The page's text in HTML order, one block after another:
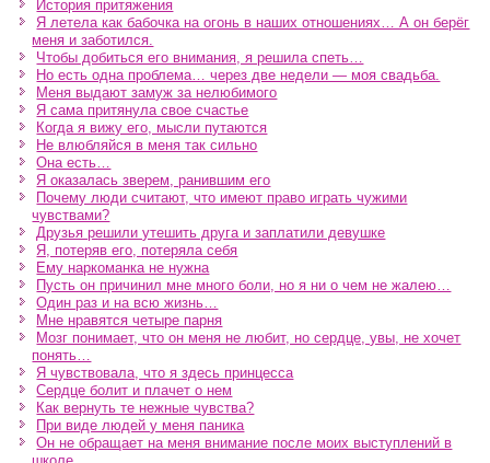
История притяжения
Я летела как бабочка на огонь в наших отношениях… А он берёг
меня и заботился.
Чтобы добиться его внимания, я решила спеть…
Но есть одна проблема… через две недели — моя свадьба.
Меня выдают замуж за нелюбимого
Я сама притянула свое счастье
Когда я вижу его, мысли путаются
Не влюбляйся в меня так сильно
Она есть…
Я оказалась зверем, ранившим его
Почему люди считают, что имеют право играть чужими
чувствами?
Друзья решили утешить друга и заплатили девушке
Я, потеряв его, потеряла себя
Ему наркоманка не нужна
Пусть он причинил мне много боли, но я ни о чем не жалею…
Один раз и на всю жизнь…
Мне нравятся четыре парня
Мозг понимает, что он меня не любит, но сердце, увы, не хочет
понять…
Я чувствовала, что я здесь принцесса
Сердце болит и плачет о нем
Как вернуть те нежные чувства?
При виде людей у меня паника
Он не обращает на меня внимание после моих выступлений в